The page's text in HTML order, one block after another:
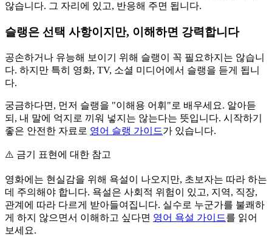
않습니다. 그 자리에 있고, 반응해 주면 됩니다.
슬랭은 선택 사항이지만, 이해하면 강력합니다
공손하거나 유능해 보이기 위해 슬랭이 꼭 필요하지는 않습니
다. 하지만 특히 영화, TV, 소셜 미디어에서 슬랭을 듣게 됩니
다.
궁금하다면, 먼저 슬랭을 "이해용 어휘"로 배우세요. 알아듣
되, 내 말에 억지로 끼워 넣지는 않는다는 뜻입니다. 시작하기
좋은 안전한 자료로 영어 슬랭 가이드가 있습니다.
⚠️ 금기 표현에 대한 참고
영화에는 현실감을 위해 욕설이 나오지만, 초보자는 따라 하는
데 주의해야 합니다. 욕설은 사회적 위험이 있고, 지역, 직장,
관계에 따라 다르게 받아들여집니다. 실수로 누군가를 불쾌하
게 하지 않으면서 이해하고 싶다면 영어 욕설 가이드를 읽어
보세요.